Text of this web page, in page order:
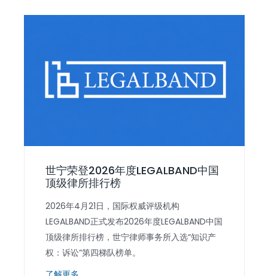
世宁荣登2026年度LEGALBAND中国
顶级律所排行榜
2026年4月21日，国际权威评级机构
LEGALBAND正式发布2026年度LEGALBAND中国
顶级律所排行榜，世宁律师事务所入选“知识产
权：诉讼”第四梯队榜单。